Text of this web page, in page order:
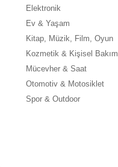
Elektronik
Ev & Yaşam
Kitap, Müzik, Film, Oyun
Kozmetik & Kişisel Bakım
Mücevher & Saat
Otomotiv & Motosiklet
Spor & Outdoor